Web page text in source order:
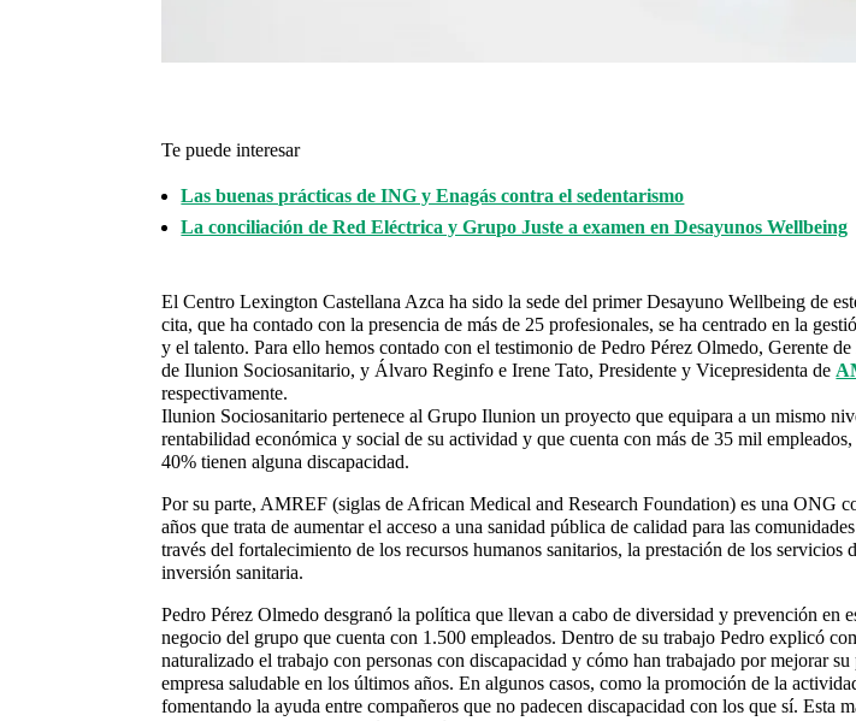
Te puede interesar
Las buenas prácticas de ING y Enagás contra el sedentarismo
La conciliación de Red Eléctrica y Grupo Juste a examen en Desayunos Wellbeing
El Centro Lexington Castellana Azca ha sido la sede del primer Desayuno Wellbeing de
cita, que ha contado con la presencia de más de 25 profesionales, se ha centrado en la
y el talento. Para ello hemos contado con el testimonio de Pedro Pérez Olmedo, Gerente
de Ilunion Sociosanitario, y Álvaro Reginfo e Irene Tato, Presidente y Vicepresidenta de
respectivamente.
Ilunion Sociosanitario pertenece al Grupo Ilunion un proyecto que equipara a un mismo
rentabilidad económica y social de su actividad y que cuenta con más de 35 mil
40% tienen alguna discapacidad.
Por su parte, AMREF (siglas de African Medical and Research Foundation) es una ONG
años que trata de aumentar el acceso a una sanidad pública de calidad para las
través del fortalecimiento de los recursos humanos sanitarios, la prestación de los servicios
inversión sanitaria.
Pedro Pérez Olmedo desgranó la política que llevan a cabo de diversidad y prevención en
negocio del grupo que cuenta con 1.500 empleados. Dentro de su trabajo Pedro explicó
naturalizado el trabajo con personas con discapacidad y cómo han trabajado por mejorar su
empresa saludable en los últimos años. En algunos casos, como la promoción de la
fomentando la ayuda entre compañeros que no padecen discapacidad con los que sí. Esta